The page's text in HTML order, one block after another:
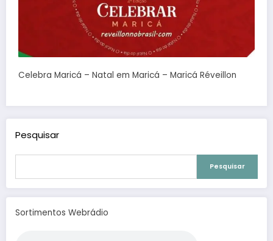
Celebra Maricá – Natal em Maricá – Maricá Réveillon
Pesquisar
Pesquisar
Sortimentos Webrádio